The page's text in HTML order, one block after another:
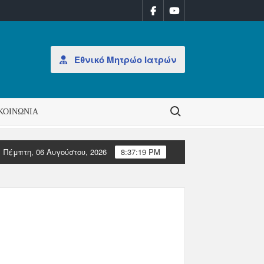
Εθνικό Μητρώο Ιατρών
Search for:
στον ΠΙΣ Επιστολές Ευρωπαϊκών Ιατρικών
Πέμπτη, 06 Αυγούστου, 2026 8:37:19 PM